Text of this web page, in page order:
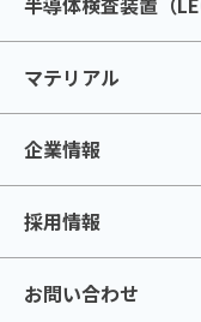
マテリアル
企業情報
採用情報
お問い合わせ